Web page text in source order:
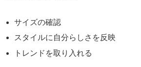
サイズの確認
スタイルに自分らしさを反映
トレンドを取り入れる